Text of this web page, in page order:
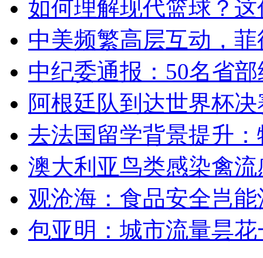
如何理解现代篮球？
中美频繁高层互动，
中纪委通报：50名省
阿根廷队到达世界杯
去法国留学背景提升
澳大利亚鸟类感染禽
观沧海：食品安全岂
包亚明：城市流量昙